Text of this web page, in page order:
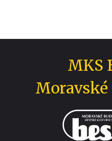
MKS
Moravské